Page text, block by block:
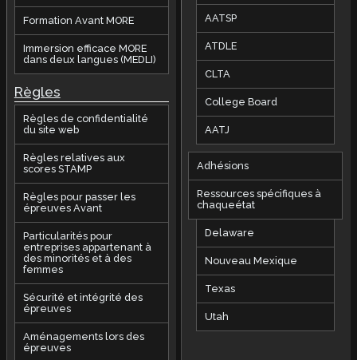
Formation Avant MORE
Immersion efficace MORE
dans deux langues (MEDLI)
Règles
Règles de confidentialité
du site web
Règles relatives aux
scores STAMP
Règles pour passer les
épreuves Avant
Particularités pour
entreprises appartenant à
des minorités et à des
femmes
Sécurité et intégrité des
épreuves
Aménagements lors des
épreuves
AATSP
ATDLE
CLTA
College Board
AATJ
Adhésions
Ressources spécifiques à
chaqueétat
Delaware
Nouveau Mexique
Texas
Utah